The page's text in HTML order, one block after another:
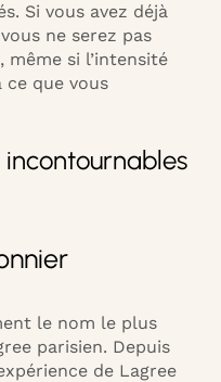
Si vous avez déjà
ne serez pas
même si l’intensité
ce que vous
incontournables
le nom le plus
parisien. Depuis
de Lagree